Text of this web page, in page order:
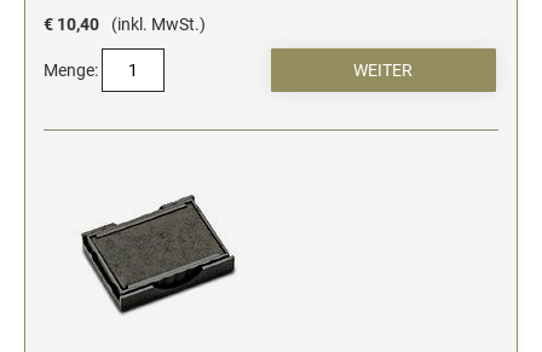
€ 10,40
(inkl. MwSt.)
Menge: